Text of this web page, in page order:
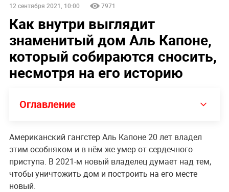
12 сентября 2021, 10:00 7971
Как внутри выглядит
знаменитый дом Аль Капоне,
который собираются сносить,
несмотря на его историю
Оглавление
Американский гангстер Аль Капоне 20 лет владел
этим особняком и в нём же умер от сердечного
приступа. В 2021-м новый владелец думает над тем,
чтобы уничтожить дом и построить на его месте
новый.